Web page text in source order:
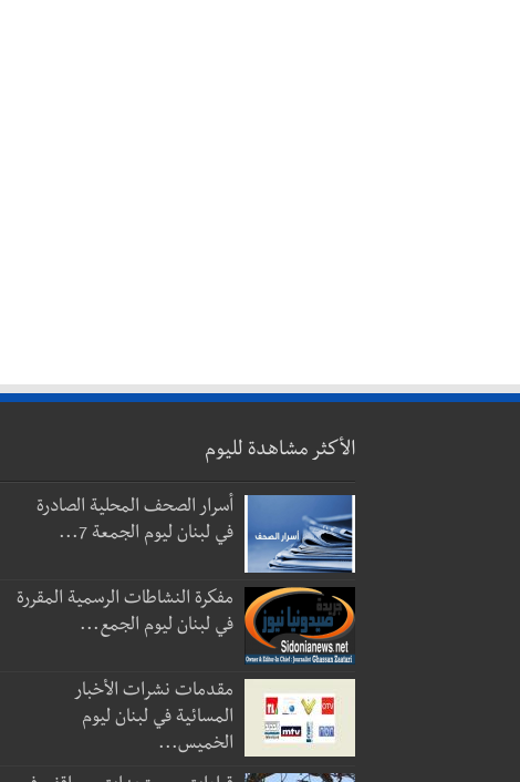
الأكثر مشاهدة لليوم
أسرار الصحف المحلية الصادرة
في لبنان ليوم الجمعة 7...
مفكرة النشاطات الرسمية المقررة
في لبنان ليوم الجمع...
مقدمات نشرات الأخبار
المسائية في لبنان ليوم
الخميس...